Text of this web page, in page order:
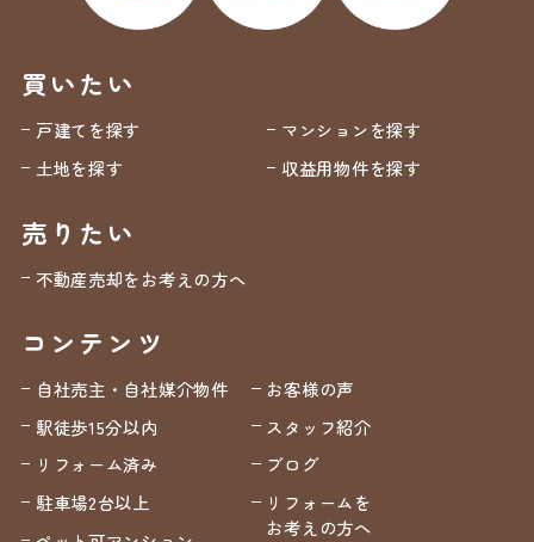
買いたい
戸建てを探す
マンションを探す
土地を探す
収益用物件を探す
売りたい
不動産売却をお考えの方へ
コンテンツ
自社売主・自社媒介物件
駅徒歩15分以内
リフォーム済み
駐車場2台以上
お客様の声
スタッフ紹介
ブログ
リフォームを
お考えの方へ